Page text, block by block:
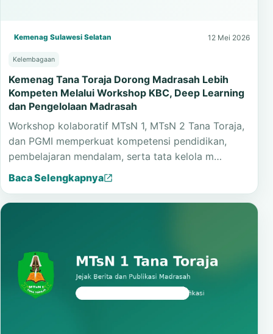
Kemenag Sulawesi Selatan 12 Mei 2026
Kelembagaan
Kemenag Tana Toraja Dorong Madrasah Lebih
Kompeten Melalui Workshop KBC, Deep Learning
dan Pengelolaan Madrasah
Workshop kolaboratif MTsN 1, MTsN 2 Tana Toraja,
dan PGMI memperkuat kompetensi pendidikan,
pembelajaran mendalam, serta tata kelola m…